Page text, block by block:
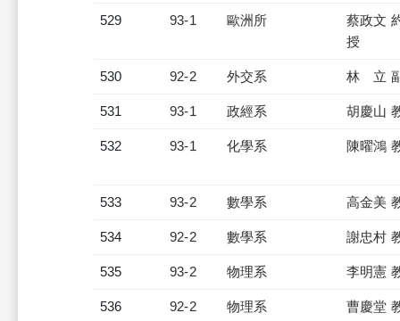
529 93-1 歐洲所
蔡政文
授
530 92-2 外交系 林 立
531 93-1 政經系 胡慶山
532 93-1 化學系 陳曜鴻
533 93-2 數學系 高金美
534 92-2 數學系 謝忠村
535 93-2 物理系 李明憲
536 92-2 物理系 曹慶堂